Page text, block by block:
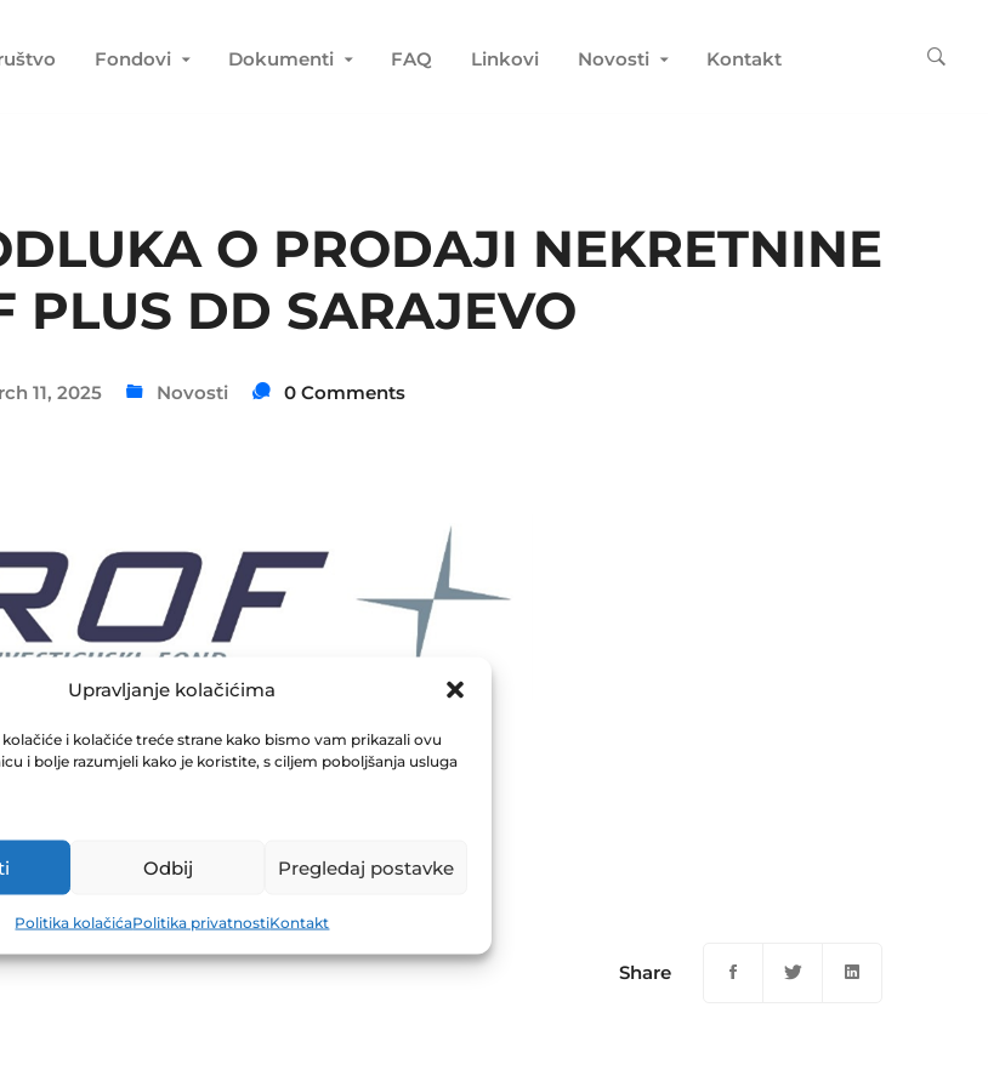
Upravljanje kolačićima
i kolačiće treće strane kako bismo vam prikazali ovu
i bolje razumjeli kako je koristite, s ciljem poboljšanja usluga
Odbij Pregledaj postavke
Politika kolačićaPolitika privatnostiKontakt
Fondovi Dokumenti FAQ Linkovi Novosti Kontakt
O PRODAJI NEKRETNINE
PLUS DD SARAJEVO
11, 2025 Novosti 0 Comments
Share